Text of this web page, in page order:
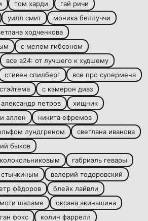
том харди
гай ричи
уилл смит
моника беллуччи
ходченкова
с мелом гибсоном
все а24: от лучшего к худшему
стивен спилберг
все про супермена
с кэмерон диаз
александр петров
хищник
аллен
никита ефремов
лундгреном
светлана иванова
быков
габриэль гевары
валерий тодоровский
фёдоров
блейк лайвли
шаламе
оксана акиньшина
фокс
колин фаррелл